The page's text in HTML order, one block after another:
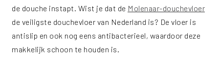
de douche instapt. Wist je dat de Molenaar-douchevloer
de veiligste douchevloer van Nederland is? De vloer is
antislip en ook nog eens antibacterieel, waardoor deze
makkelijk schoon te houden is.